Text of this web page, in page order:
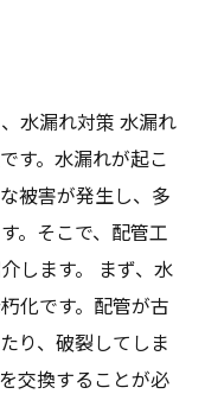
水漏れ対策 水漏れ
す。水漏れが起こ
被害が発生し、多
。そこで、配管工
します。 まず、水
化です。配管が古
り、破裂してしま
交換することが必